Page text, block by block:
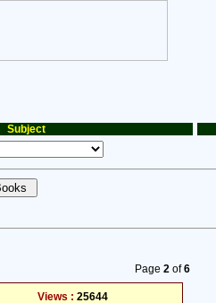
Subject
Page 2of6
Views : 25644